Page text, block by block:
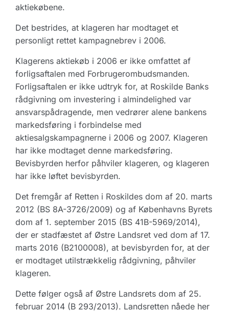
aktiekøbene.
Det bestrides, at klageren har modtaget et
personligt rettet kampagnebrev i 2006.
Klagerens aktiekøb i 2006 er ikke omfattet af
forligsaftalen med Forbrugerombudsmanden.
Forligsaftalen er ikke udtryk for, at Roskilde Banks
rådgivning om investering i almindelighed var
ansvarspådragende, men vedrører alene bankens
markedsføring i forbindelse med
aktiesalgskampagnerne i 2006 og 2007. Klageren
har ikke modtaget denne markedsføring.
Bevisbyrden herfor påhviler klageren, og klageren
har ikke løftet bevisbyrden.
Det fremgår af Retten i Roskildes dom af 20. marts
2012 (BS 8A-3726/2009) og af Københavns Byrets
dom af 1. september 2015 (BS 41B-5969/2014),
der er stadfæstet af Østre Landsret ved dom af 17.
marts 2016 (B2100008), at bevisbyrden for, at der
er modtaget utilstrækkelig rådgivning, påhviler
klageren.
Dette følger også af Østre Landsrets dom af 25.
februar 2014 (B 293/2013). Landsretten nåede her